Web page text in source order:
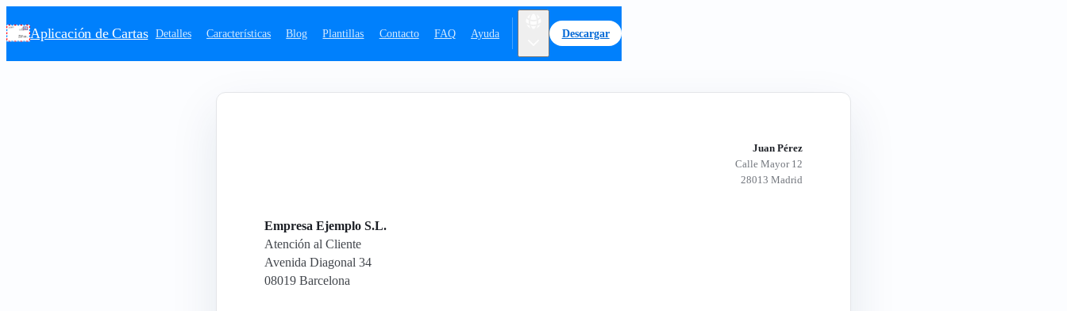
Aplicación de Cartas Detalles Características Blog Plantillas Contacto FAQ Ayuda Descargar
Juan Pérez
Calle Mayor 12
28013 Madrid
Empresa Ejemplo S.L.
Atención al Cliente
Avenida Diagonal 34
08019 Barcelona